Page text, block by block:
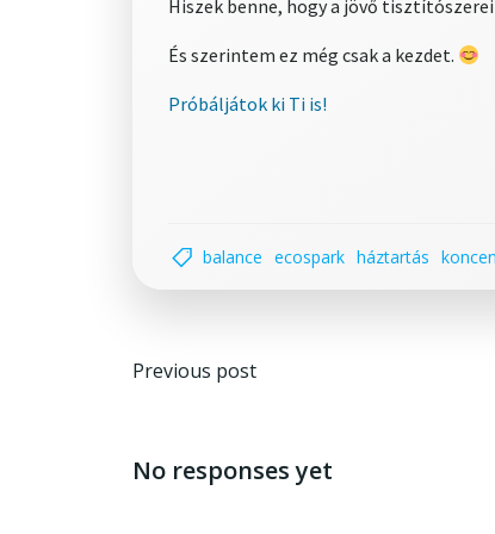
Hiszek benne, hogy a jövő
És szerintem ez még csak a kezdet.
Próbáljátok ki Ti is!
balance ecospark háztartás
Post
Previous post
No responses yet